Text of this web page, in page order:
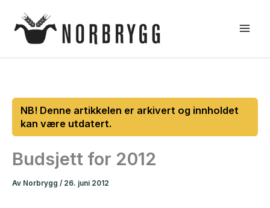
rett
Budsjett for 2012
Av Norbrygg / 26. juni 2012